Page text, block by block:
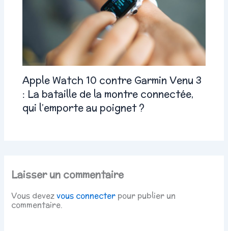
Apple Watch 10 contre Garmin Venu 3
: La bataille de la montre connectée,
qui l’emporte au poignet ?
Laisser un commentaire
Vous devezvous connecter pour publier un
commentaire.